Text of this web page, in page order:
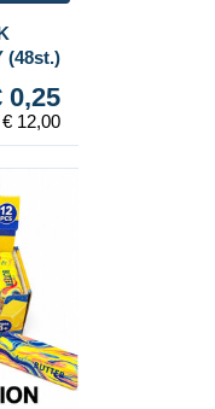
(48st.)
0,25
€ 12,00